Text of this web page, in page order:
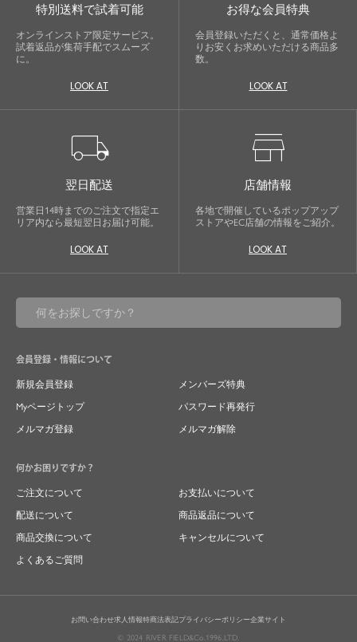
特別送料で試着可能
オンラインストア限定サービス。
試着返品が集荷手配でスムーズ
に。
LOOK AT
お得な会員特典
会員登録いただくと、通常価格よ
りお安くお求めいただける商品多
数。
LOOK AT
local_shipping
翌日配送
営業日14時までのご注文で指定エ
リア内なら最短翌日お届け可能。
LOOK AT
store
店舗情報
各地で開催しているポップアップ
ストアやEC店舗の情報をご紹介。
LOOK AT
会員登録・情報について
新規会員登録
メンバーズ特典
Myページトップ
パスワード再発行
メルマガ登録
メルマガ解除
何かお困りですか？
ご注文について
お支払いについて
配送について
商品返品について
商品交換について
キャンセルについて
よくあるご質問
お問い合わせ求人情報特商法表記プライバシーポリシー企業サイト
© 2024 RIVER FIELD&Co.1996,LTD.